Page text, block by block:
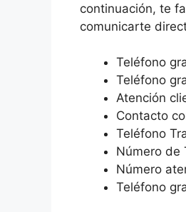
continuación, te
comunicarte
Teléfono
Teléfono
Atención
Contacto
Teléfono
Número de
Número
Teléfono